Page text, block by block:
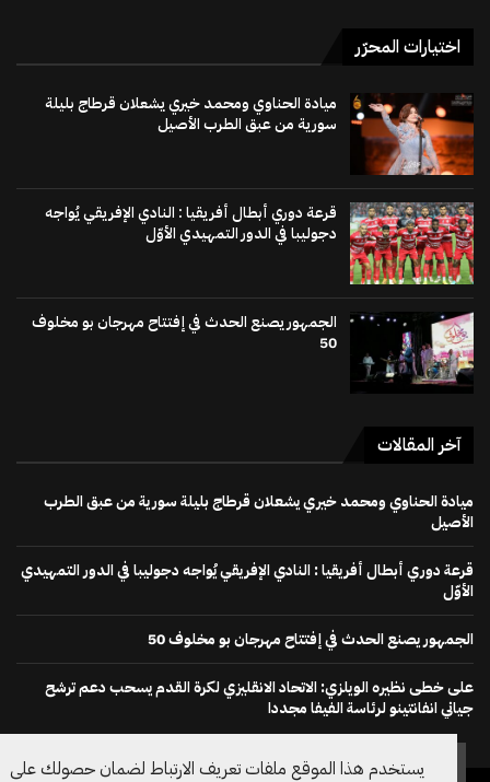
اختيارات المحرّر
ميادة الحناوي ومحمد خيري يشعلان قرطاج بليلة
سورية من عبق الطرب الأصيل
قرعة دوري أبطال أفريقيا : النادي الإفريقي يُواجه
دجوليبا في الدور التمهيدي الأوّل
الجمهور يصنع الحدث في إفتتاح مهرجان بو مخلوف
50
آخر المقالات
ميادة الحناوي ومحمد خيري يشعلان قرطاج بليلة سورية من عبق الطرب
الأصيل
قرعة دوري أبطال أفريقيا : النادي الإفريقي يُواجه دجوليبا في الدور التمهيدي
الأوّل
الجمهور يصنع الحدث في إفتتاح مهرجان بو مخلوف 50
على خطى نظيره الويلزي: الاتحاد الانقليزي لكرة القدم يسحب دعم ترشح
جياني انفانتينو لرئاسة الفيفا مجددا
يستخدم هذا الموقع ملفات تعريف الارتباط لضمان حصولك على